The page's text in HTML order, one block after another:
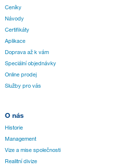
Ceníky
Návody
Certifikáty
Aplikace
Doprava až k vám
Speciální objednávky
Online prodej
Služby pro vás
O nás
Historie
Management
Vize a mise společnosti
Realitní divize